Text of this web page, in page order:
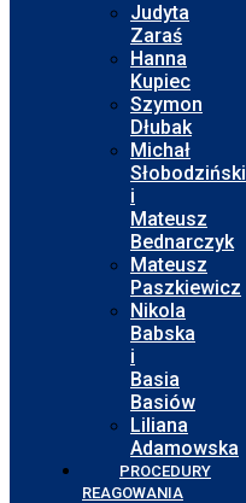
Judyta
Zaraś
Hanna
Kupiec
Szymon
Dłubak
Michał
Słobodziński
i
Mateusz
Bednarczyk
Mateusz
Paszkiewicz
Nikola
Babska
i
Basia
Basiów
Liliana
Adamowska
PROCEDURY
REAGOWANIA